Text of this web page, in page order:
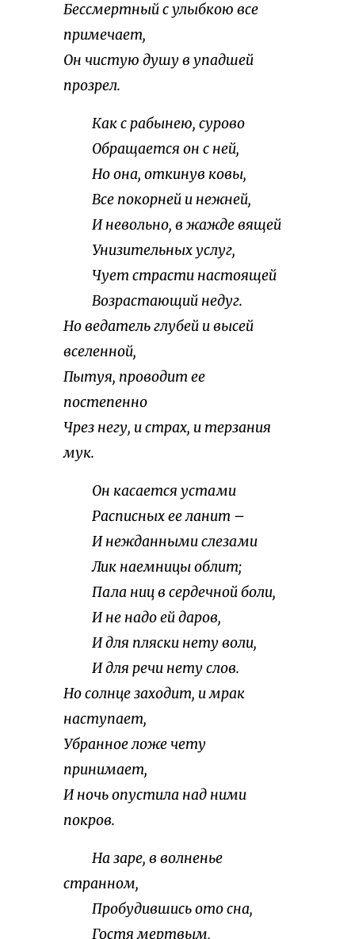
Бессмертный с улыбкою все
примечает,
Он чистую душу в упадшей
прозрел.
Как с рабынею, сурово
Обращается он с ней,
Но она, откинув ковы,
Все покорней и нежней,
И невольно, в жажде вящей
Унизительных услуг,
Чует страсти настоящей
Возрастающий недуг.
Но ведатель глубей и высей
вселенной,
Пытуя, проводит ее
постепенно
Чрез негу, и страх, и терзания
мук.
Он касается устами
Расписных ее ланит –
И нежданными слезами
Лик наемницы облит;
Пала ниц в сердечной боли,
И не надо ей даров,
И для пляски нету воли,
И для речи нету слов.
Но солнце заходит, и мрак
наступает,
Убранное ложе чету
принимает,
И ночь опустила над ними
покров.
На заре, в волненье
странном,
Пробудившись ото сна,
Гостя мертвым,